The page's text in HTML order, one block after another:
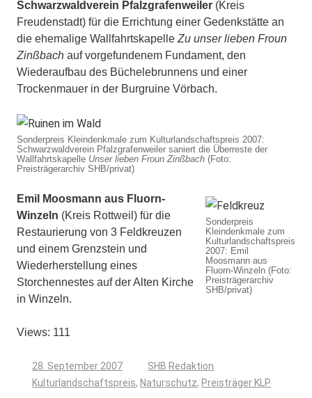
Schwarzwaldverein Pfalzgrafenweiler (Kreis
Freudenstadt) für die Errichtung einer Gedenkstätte an
die ehemalige Wallfahrtskapelle Zu unser lieben Froun
Zinßbach auf vorgefundenem Fundament, den
Wiederaufbau des Büchelebrunnens und einer
Trockenmauer in der Burgruine Vörbach.
Sonderpreis Kleindenkmale zum Kulturlandschaftspreis 2007:
Schwarzwaldverein Pfalzgrafenweiler saniert die Überreste der
Wallfahrtskapelle Unser lieben Froun Zinßbach (Foto:
Preisträgerarchiv SHB/privat)
Sonderpreis
Kleindenkmale zum
Kulturlandschaftspreis
2007: Emil
Moosmann aus
Fluorn-Winzeln (Foto:
Preisträgerarchiv
SHB/privat)
Emil Moosmann aus Fluorn-
Winzeln (Kreis Rottweil) für die
Restaurierung von 3 Feldkreuzen
und einem Grenzstein und
Wiederherstellung eines
Storchennestes auf der Alten Kirche
in Winzeln.
Views: 111
28. September 2007
SHB Redaktion
Kulturlandschaftspreis, Naturschutz, Preisträger KLP